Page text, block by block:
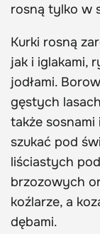
rosną tylko w
Kurki rosną
jak i iglakami,
jodłami.
gęstych
także
szukać pod
liściastych
brzozowych
koźlarze, a
dębami.